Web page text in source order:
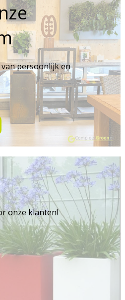
persoonlijk en
onze klanten!